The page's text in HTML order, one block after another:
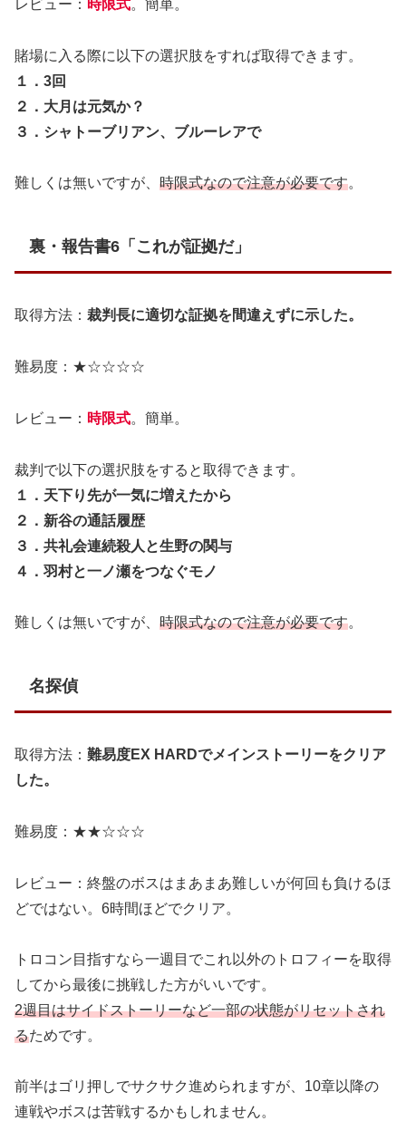
レビュー： 時限式。簡単。
賭場に入る際に以下の選択肢をすれば取得できます。
１．3回
２．大月は元気か？
３．シャトーブリアン、ブルーレアで
難しくは無いですが、 時限式なので注意が必要です。
裏・報告書6「これが証拠だ」
取得方法： 裁判長に適切な証拠を間違えずに示した。
難易度：★☆☆☆☆
レビュー： 時限式。簡単。
裁判で以下の選択肢をすると取得できます。
１．天下り先が一気に増えたから
２．新谷の通話履歴
３．共礼会連続殺人と生野の関与
４．羽村と一ノ瀬をつなぐモノ
難しくは無いですが、 時限式なので注意が必要です。
名探偵
取得方法： 難易度EX HARDでメインストーリーをクリア
した。
難易度：★★☆☆☆
レビュー：終盤のボスはまあまあ難しいが何回も負けるほ
どではない。6時間ほどでクリア。
トロコン目指すなら一週目でこれ以外のトロフィーを取得
してから最後に挑戦した方がいいです。
2週目はサイドストーリーなど一部の状態がリセットされ
るためです。
前半はゴリ押しでサクサク進められますが、10章以降の
連戦やボスは苦戦するかもしれません。